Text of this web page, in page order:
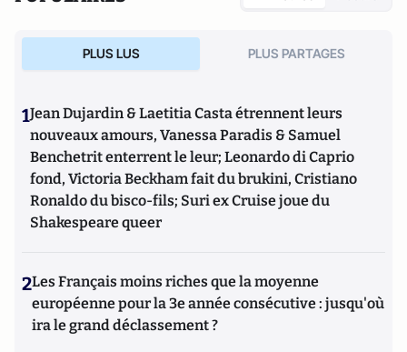
PLUS LUS PLUS PARTAGES
1Jean Dujardin & Laetitia Casta étrennent leurs
nouveaux amours, Vanessa Paradis & Samuel
Benchetrit enterrent le leur; Leonardo di Caprio
fond, Victoria Beckham fait du brukini, Cristiano
Ronaldo du bisco-fils; Suri ex Cruise joue du
Shakespeare queer
2Les Français moins riches que la moyenne
européenne pour la 3e année consécutive : jusqu'où
ira le grand déclassement ?